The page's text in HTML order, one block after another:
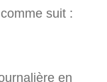
suit :
en